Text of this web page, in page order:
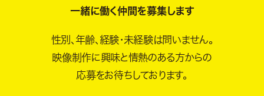
一緒に働く仲間を募集します
性別、年齢、経験・未経験は問いません。
映像制作に興味と情熱のある方からの
応募をお待ちしております。